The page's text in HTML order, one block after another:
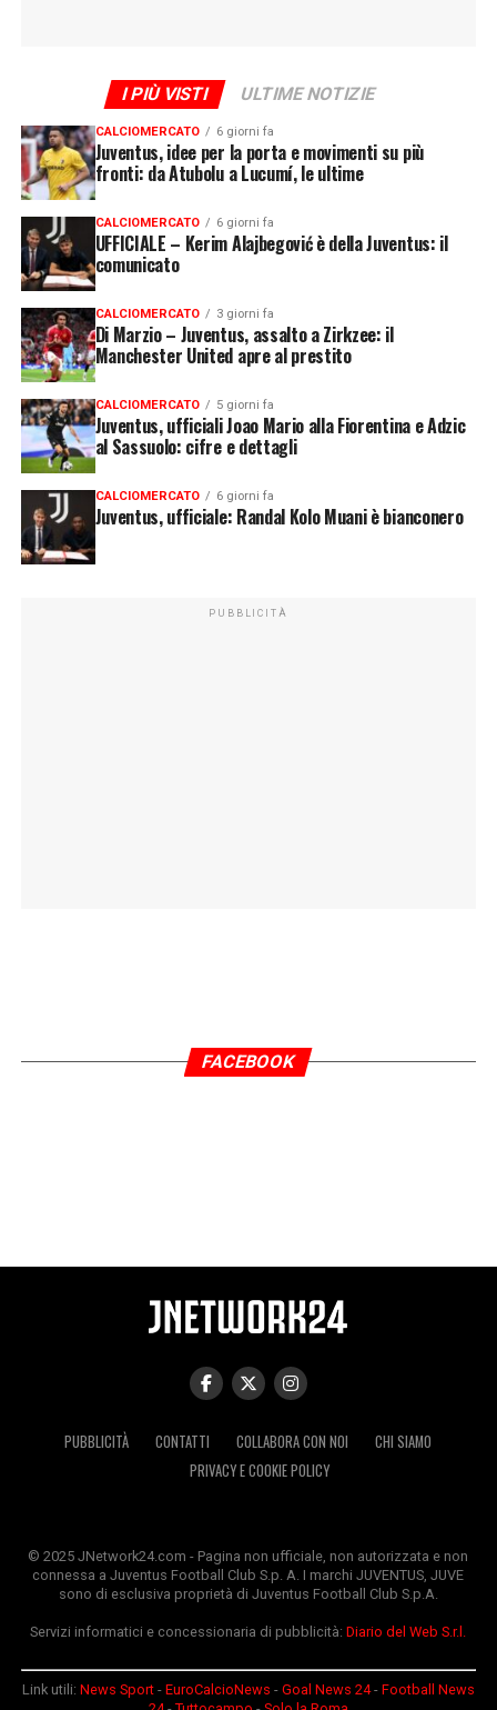
I PIÙ VISTI ULTIME NOTIZIE
CALCIOMERCATO 6 giorni fa
Juventus, idee per la porta e movimenti su più
fronti: da Atubolu a Lucumí, le ultime
CALCIOMERCATO 6 giorni fa
UFFICIALE – Kerim Alajbegović è della Juventus: il
comunicato
CALCIOMERCATO 3 giorni fa
Di Marzio – Juventus, assalto a Zirkzee: il
Manchester United apre al prestito
CALCIOMERCATO 5 giorni fa
Juventus, ufficiali Joao Mario alla Fiorentina e Adzic
al Sassuolo: cifre e dettagli
CALCIOMERCATO 6 giorni fa
Juventus, ufficiale: Randal Kolo Muani è bianconero
PUBBLICITÀ
FACEBOOK
PUBBLICITÀ CONTATTI COLLABORA CON NOI
CHI SIAMO
PRIVACY E COOKIE POLICY
© 2025 JNetwork24.com - Pagina non ufficiale, non autorizzata e non
connessa a Juventus Football Club S.p. A. I marchi JUVENTUS, JUVE
sono di esclusiva proprietà di Juventus Football Club S.p.A.
Servizi informatici e concessionaria di pubblicità:Diario del Web S.r.l.
Link utili: News Sport- EuroCalcioNews - Goal News 24- Football News